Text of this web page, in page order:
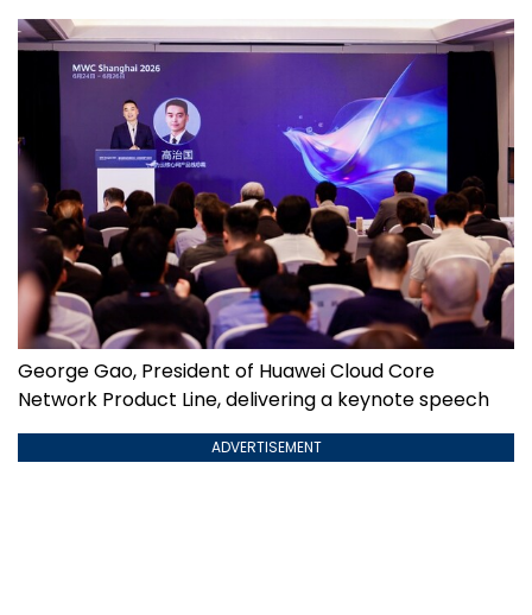
George Gao, President of Huawei Cloud Core
Network Product Line, delivering a keynote speech
ADVERTISEMENT